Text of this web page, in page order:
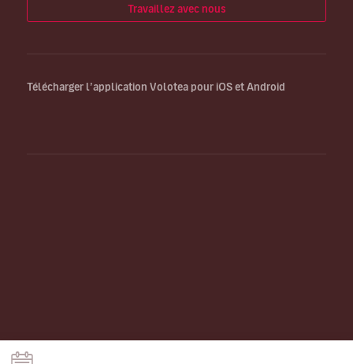
Travaillez avec nous
Télécharger l’application Volotea pour iOS et Android